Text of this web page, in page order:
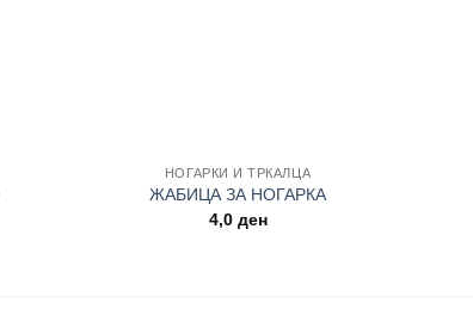
НОГАРКИ И ТРКАЛЦА
ЖАБИЦА ЗА НОГАРКА
4,0 ден